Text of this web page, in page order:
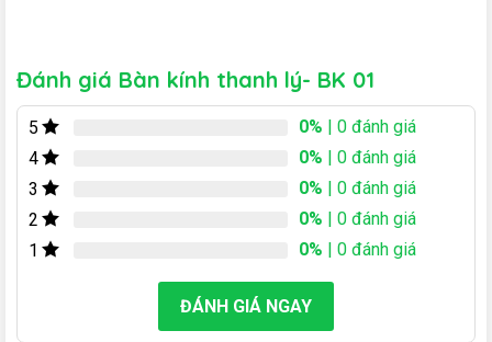
Đánh giá Bàn kính thanh lý- BK 01
5 0% | 0 đánh giá
4
0% | 0 đánh giá
3
0% | 0 đánh giá
2
0% | 0 đánh giá
1
0% | 0 đánh giá
ĐÁNH GIÁ NGAY